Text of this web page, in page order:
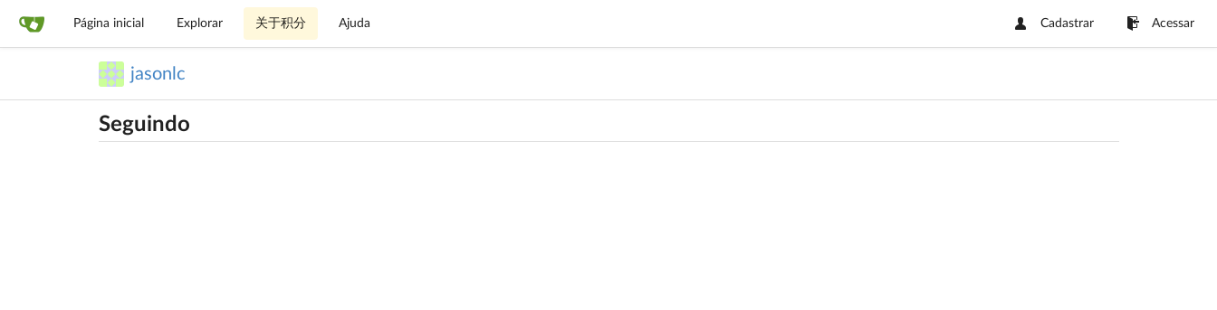
Página inicial Explorar 关于积分 Ajuda Cadastrar Acessar
jasonlc
Seguindo